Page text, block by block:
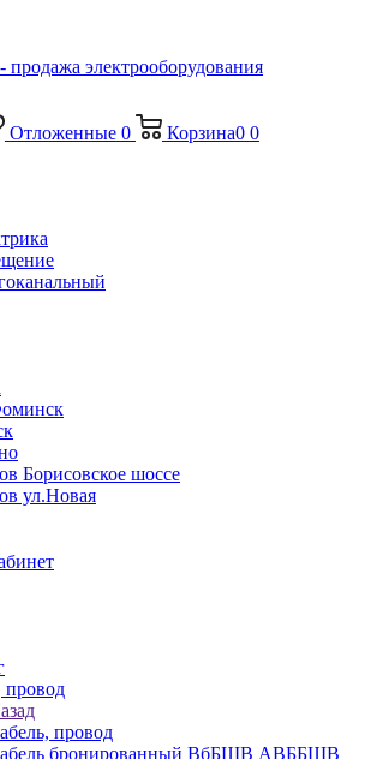
Отложенные 0 Корзина0 0
Борисовское шоссе
ул.Новая
провод
провод
бронированный ВбБШВ АВББШВ